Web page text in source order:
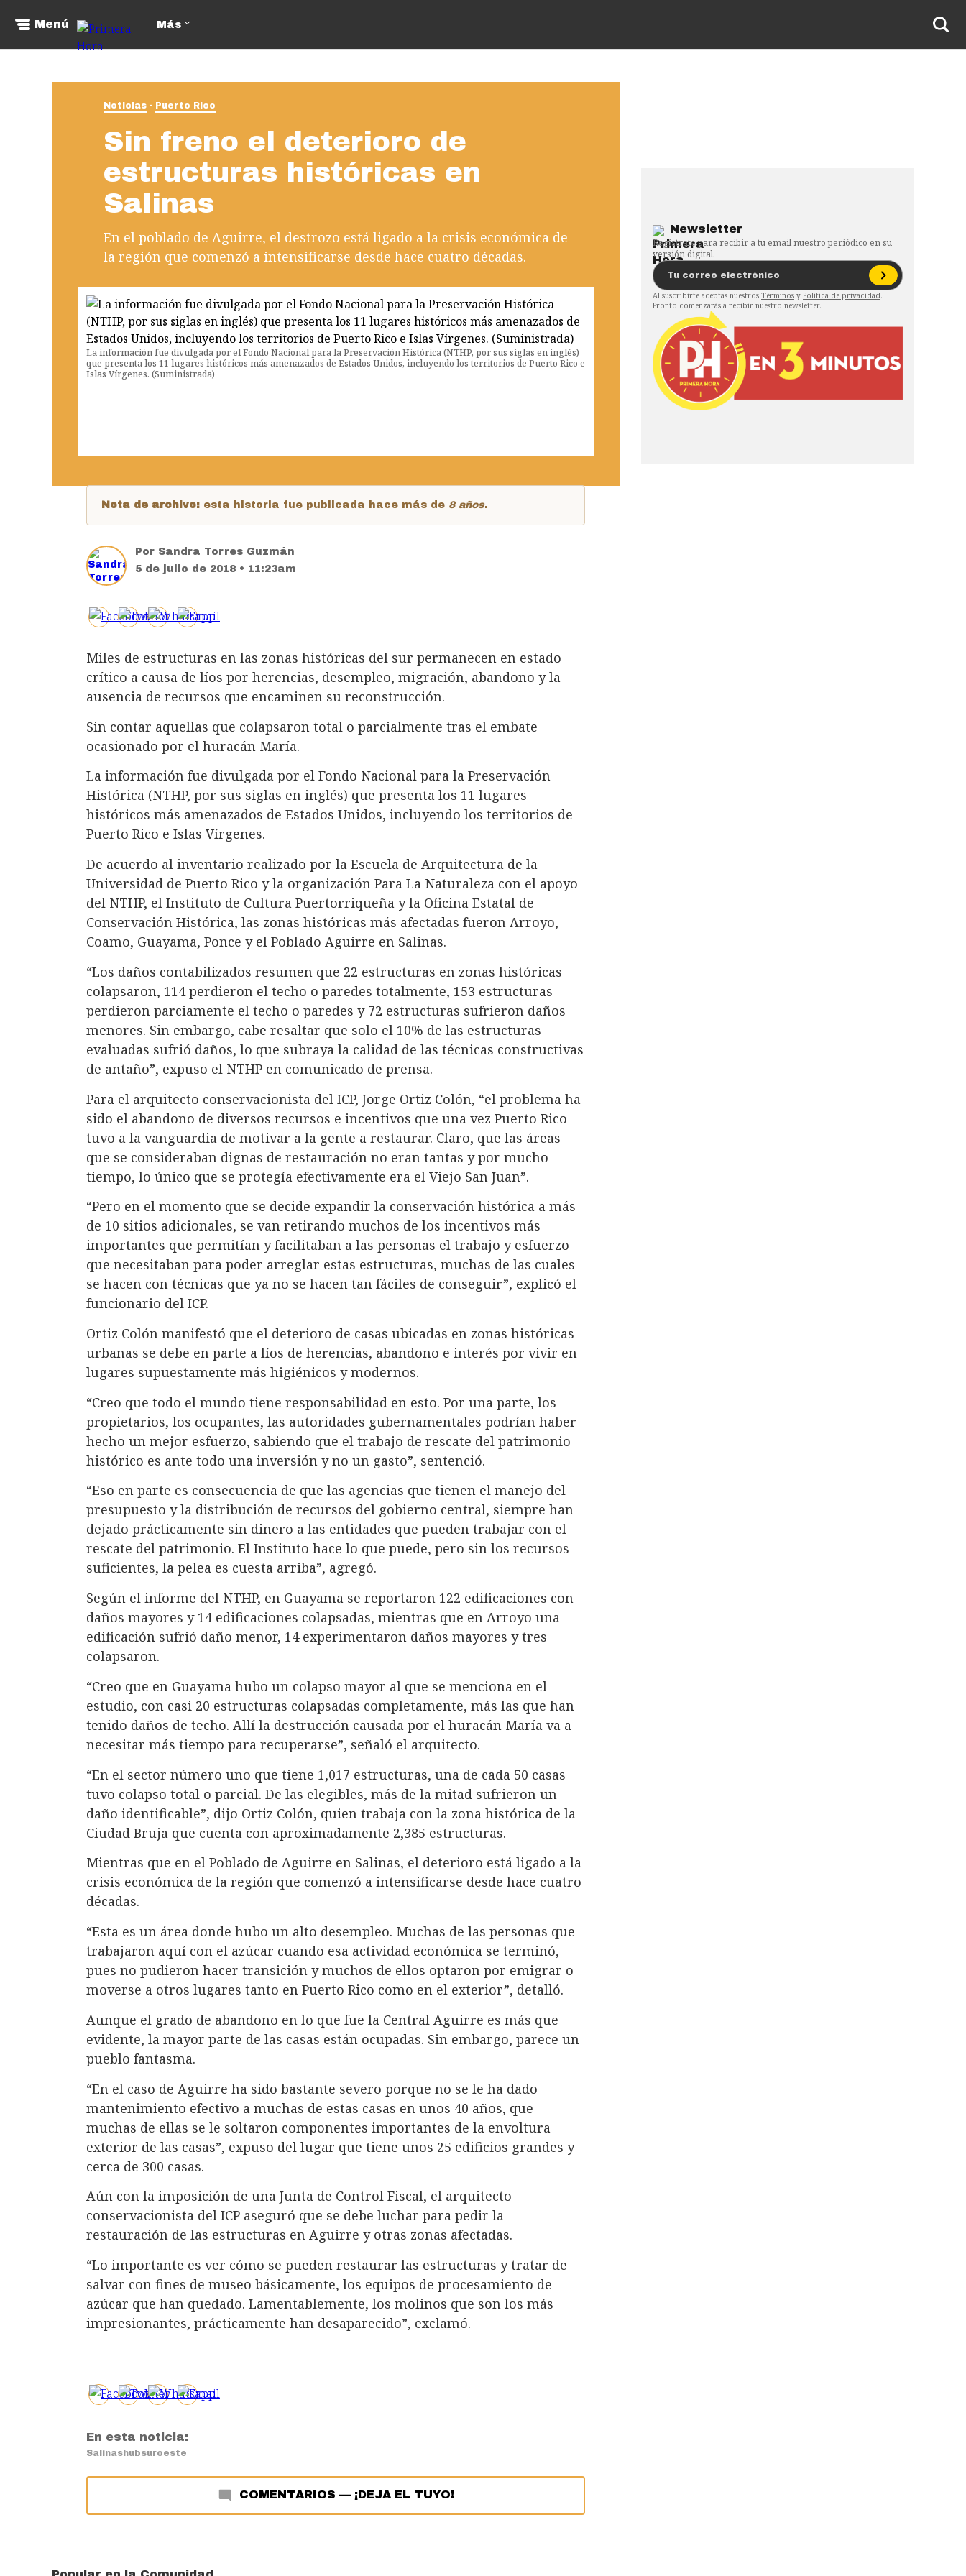
Menú Más
Noticias Puerto Rico
Sin freno el deterioro de
estructuras históricas en
Salinas
En el poblado de Aguirre, el destrozo está ligado a la crisis económica de
la región que comenzó a intensificarse desde hace cuatro décadas.
La información fue divulgada por el Fondo Nacional para la Preservación Histórica (NTHP, por sus siglas en inglés)
que presenta los 11 lugares históricos más amenazados de Estados Unidos, incluyendo los territorios de Puerto Rico e
Islas Vírgenes. (Suministrada)
Nota de archivo: esta historia fue publicada hace más de 8 años.
Por Sandra Torres Guzmán
5 de julio de 2018 • 11:23am
Miles de estructuras en las zonas históricas del sur permanecen en estado
crítico a causa de líos por herencias, desempleo, migración, abandono y la
ausencia de recursos que encaminen su reconstrucción.
Sin contar aquellas que colapsaron total o parcialmente tras el embate
ocasionado por el huracán María.
La información fue divulgada por el Fondo Nacional para la Preservación
Histórica (NTHP, por sus siglas en inglés) que presenta los 11 lugares
históricos más amenazados de Estados Unidos, incluyendo los territorios de
Puerto Rico e Islas Vírgenes.
De acuerdo al inventario realizado por la Escuela de Arquitectura de la
Universidad de Puerto Rico y la organización Para La Naturaleza con el apoyo
del NTHP, el Instituto de Cultura Puertorriqueña y la Oficina Estatal de
Conservación Histórica, las zonas históricas más afectadas fueron Arroyo,
Coamo, Guayama, Ponce y el Poblado Aguirre en Salinas.
“Los daños contabilizados resumen que 22 estructuras en zonas históricas
colapsaron, 114 perdieron el techo o paredes totalmente, 153 estructuras
perdieron parciamente el techo o paredes y 72 estructuras sufrieron daños
menores. Sin embargo, cabe resaltar que solo el 10% de las estructuras
evaluadas sufrió daños, lo que subraya la calidad de las técnicas constructivas
de antaño”, expuso el NTHP en comunicado de prensa.
Para el arquitecto conservacionista del ICP, Jorge Ortiz Colón, “el problema ha
sido el abandono de diversos recursos e incentivos que una vez Puerto Rico
tuvo a la vanguardia de motivar a la gente a restaurar. Claro, que las áreas
que se consideraban dignas de restauración no eran tantas y por mucho
tiempo, lo único que se protegía efectivamente era el Viejo San Juan”.
“Pero en el momento que se decide expandir la conservación histórica a más
de 10 sitios adicionales, se van retirando muchos de los incentivos más
importantes que permitían y facilitaban a las personas el trabajo y esfuerzo
que necesitaban para poder arreglar estas estructuras, muchas de las cuales
se hacen con técnicas que ya no se hacen tan fáciles de conseguir”, explicó el
funcionario del ICP.
Ortiz Colón manifestó que el deterioro de casas ubicadas en zonas históricas
urbanas se debe en parte a líos de herencias, abandono e interés por vivir en
lugares supuestamente más higiénicos y modernos.
“Creo que todo el mundo tiene responsabilidad en esto. Por una parte, los
propietarios, los ocupantes, las autoridades gubernamentales podrían haber
hecho un mejor esfuerzo, sabiendo que el trabajo de rescate del patrimonio
histórico es ante todo una inversión y no un gasto”, sentenció.
“Eso en parte es consecuencia de que las agencias que tienen el manejo del
presupuesto y la distribución de recursos del gobierno central, siempre han
dejado prácticamente sin dinero a las entidades que pueden trabajar con el
rescate del patrimonio. El Instituto hace lo que puede, pero sin los recursos
suficientes, la pelea es cuesta arriba”, agregó.
Según el informe del NTHP, en Guayama se reportaron 122 edificaciones con
daños mayores y 14 edificaciones colapsadas, mientras que en Arroyo una
edificación sufrió daño menor, 14 experimentaron daños mayores y tres
colapsaron.
“Creo que en Guayama hubo un colapso mayor al que se menciona en el
estudio, con casi 20 estructuras colapsadas completamente, más las que han
tenido daños de techo. Allí la destrucción causada por el huracán María va a
necesitar más tiempo para recuperarse”, señaló el arquitecto.
“En el sector número uno que tiene 1,017 estructuras, una de cada 50 casas
tuvo colapso total o parcial. De las elegibles, más de la mitad sufrieron un
daño identificable”, dijo Ortiz Colón, quien trabaja con la zona histórica de la
Ciudad Bruja que cuenta con aproximadamente 2,385 estructuras.
Mientras que en el Poblado de Aguirre en Salinas, el deterioro está ligado a la
crisis económica de la región que comenzó a intensificarse desde hace cuatro
décadas.
“Esta es un área donde hubo un alto desempleo. Muchas de las personas que
trabajaron aquí con el azúcar cuando esa actividad económica se terminó,
pues no pudieron hacer transición y muchos de ellos optaron por emigrar o
moverse a otros lugares tanto en Puerto Rico como en el exterior”, detalló.
Aunque el grado de abandono en lo que fue la Central Aguirre es más que
evidente, la mayor parte de las casas están ocupadas. Sin embargo, parece un
pueblo fantasma.
“En el caso de Aguirre ha sido bastante severo porque no se le ha dado
mantenimiento efectivo a muchas de estas casas en unos 40 años, que
muchas de ellas se le soltaron componentes importantes de la envoltura
exterior de las casas”, expuso del lugar que tiene unos 25 edificios grandes y
cerca de 300 casas.
Aún con la imposición de una Junta de Control Fiscal, el arquitecto
conservacionista del ICP aseguró que se debe luchar para pedir la
restauración de las estructuras en Aguirre y otras zonas afectadas.
“Lo importante es ver cómo se pueden restaurar las estructuras y tratar de
salvar con fines de museo básicamente, los equipos de procesamiento de
azúcar que han quedado. Lamentablemente, los molinos que son los más
impresionantes, prácticamente han desaparecido”, exclamó.
En esta noticia:
Salinashubsuroeste
COMENTARIOS — ¡DEJA EL TUYO!
Newsletter
Regístrate para recibir a tu email nuestro periódico en su
versión digital.
Al suscribirte aceptas nuestros Términos y Política de privacidad.
Pronto comenzarás a recibir nuestro newsletter.